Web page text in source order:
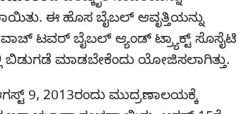
ಈ ಹೊಸ ಬೈಬಲ್‌ ಆವೃತ್ತಿಯನ್ನು
ಟವರ್‌ ಬೈಬಲ್‌ ಆ್ಯಂಡ್‌ ಟ್ರ್ಯಾಕ್ಟ್‌ ಸೊಸೈಟಿ
ಮಾಡಬೇಕೆಂದು ಯೋಜಿಸಲಾಗಿತ್ತು.
9, 2013ರಂದು ಮುದ್ರಣಾಲಯಕ್ಕೆ